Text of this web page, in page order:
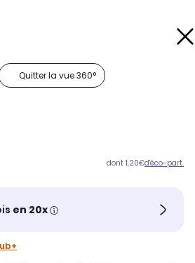
Quitter la vue 360°
dont 1,20€d'éco-part.
en 20x